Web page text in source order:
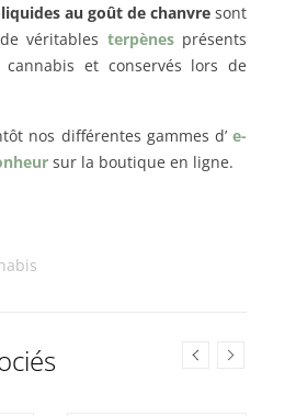
au goût de chanvresont
véritables terpènes présents
et conservés lors de
nos différentes gammes d’ e-
sur la boutique en ligne.